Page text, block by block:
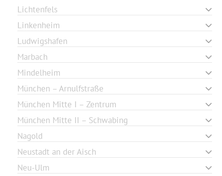
Lichtenfels
Linkenheim
Ludwigshafen
Marbach
Mindelheim
München – Arnulfstraße
München Mitte I – Zentrum
München Mitte II – Schwabing
Nagold
Neustadt an der Aisch
Neu-Ulm